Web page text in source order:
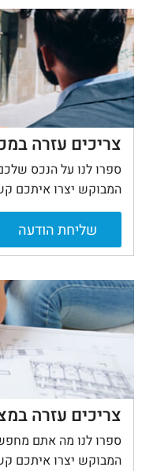
צריכים עזרה
ספרו לנו על הנכס
המבוקש יצרו איתכם
שליחת הודעה
צריכים עזרה
ספרו לנו מה אתם
המבוקש יצרו איתכם